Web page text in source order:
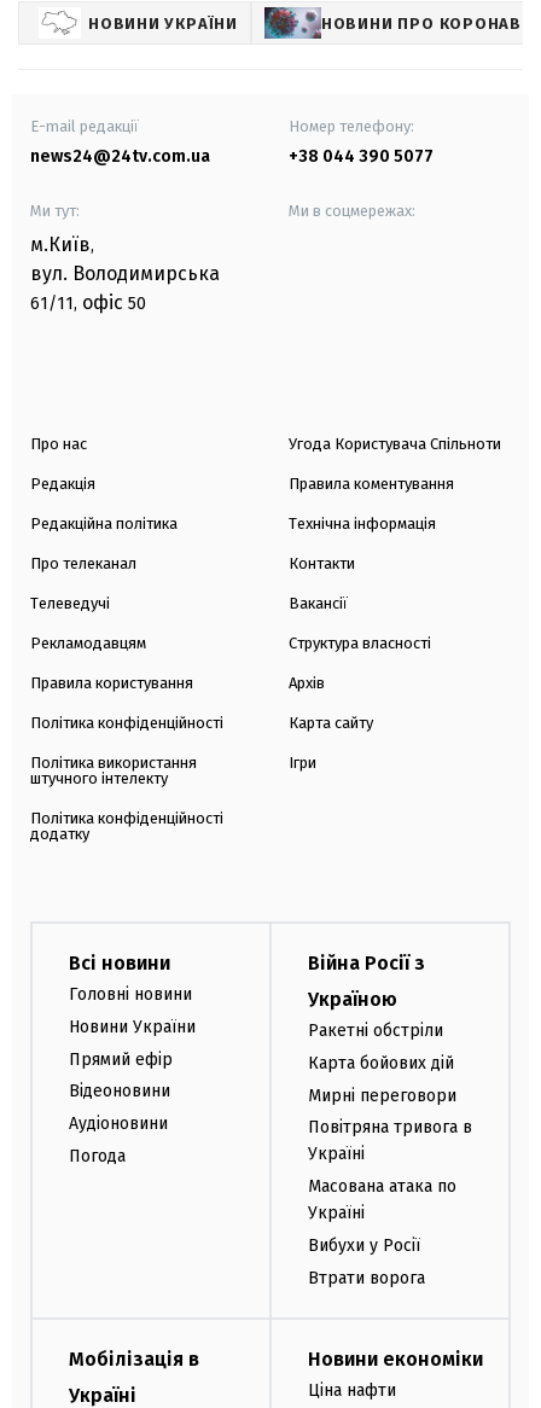
НОВИНИ УКРАЇНИ НОВИНИ ПРО
E-mail редакції
news24@24tv.com.ua
Номер телефону:
+38 044 390 5077
Ми тут:
м.Київ,
вул. Володимирська
61/11, офіс 50
Ми в соцмережах:
Про нас
Редакція
Редакційна політика
Про телеканал
Телеведучі
Рекламодавцям
Правила користування
Політика конфіденційності
Політика використання
штучного інтелекту
Політика конфіденційності
додатку
Угода Користувача Спільноти
Правила коментування
Технічна інформація
Контакти
Вакансії
Структура власності
Архів
Карта сайту
Ігри
Всі новини
Головні новини
Новини України
Прямий ефір
Відеоновини
Аудіоновини
Погода
Війна Росії з
Україною
Ракетні обстріли
Карта бойових дій
Мирні переговори
Повітряна тривога в
Україні
Масована атака по
Україні
Вибухи у Росії
Втрати ворога
Мобілізація в
Україні
Новини економіки
Ціна нафти